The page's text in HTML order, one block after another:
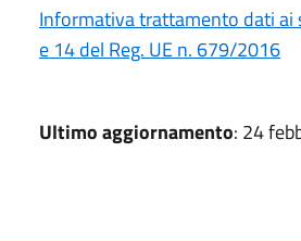
Informativa trattamento dati ai
e 14 del Reg. UE n. 679/2016
Ultimo aggiornamento: 24